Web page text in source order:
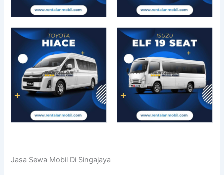
Jasa Sewa Mobil Di Singajaya